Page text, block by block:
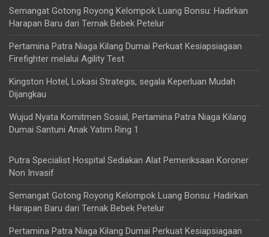
Semangat Gotong Royong Kelompok Luang Bonsu: Hadirkan
Harapan Baru dari Ternak Bebek Petelur
Pertamina Patra Niaga Kilang Dumai Perkuat Kesiapsiagaan
Firefighter melalui Agility Test
Kingston Hotel, Lokasi Strategis, segala Keperluan Mudah
Dijangkau
Wujud Nyata Komitmen Sosial, Pertamina Patra Niaga Kilang
Dumai Santuni Anak Yatim Ring 1
Putra Specialist Hospital Sediakan Alat Pemeriksaan Koroner
Non Invasif
Semangat Gotong Royong Kelompok Luang Bonsu: Hadirkan
Harapan Baru dari Ternak Bebek Petelur
Pertamina Patra Niaga Kilang Dumai Perkuat Kesiapsiagaan